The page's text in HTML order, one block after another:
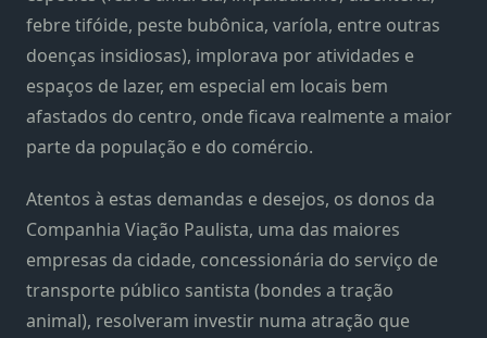
febre tifóide, peste bubônica, varíola, entre outras
doenças insidiosas), implorava por atividades e
espaços de lazer, em especial em locais bem
afastados do centro, onde ficava realmente a maior
parte da população e do comércio.
Atentos à estas demandas e desejos, os donos da
Companhia Viação Paulista, uma das maiores
empresas da cidade, concessionária do serviço de
transporte público santista (bondes a tração
animal), resolveram investir numa atração que